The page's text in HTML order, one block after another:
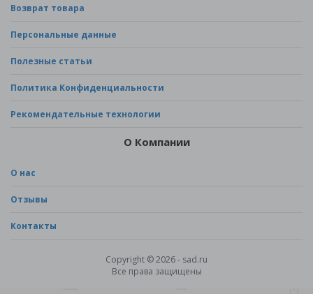
Возврат товара
Персональные данные
Полезные статьи
Политика Конфиденциальности
Рекомендательные технологии
О Компании
О нас
Отзывы
Контакты
Copyright © 2026 - sad.ru
Все права защищены